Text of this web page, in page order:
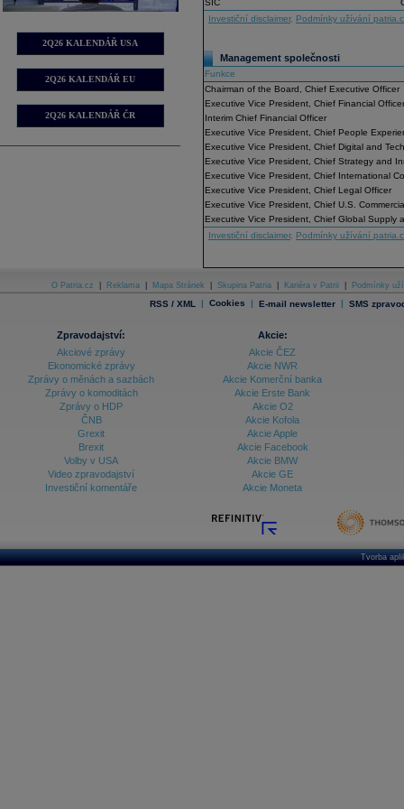
2Q26 KALENDÁŘ USA
2Q26 KALENDÁŘ EU
2Q26 KALENDÁŘ ČR
SIC
Investiční disclaimer, Podmínky užívání
Management společnosti
Funkce
Chairman of the Board, Chief Executive Officer
Executive Vice President, Chief Financial Officer
Interim Chief Financial Officer
Executive Vice President, Chief People
Executive Vice President, Chief Digital and
Executive Vice President, Chief Strategy and
Executive Vice President, Chief International
Executive Vice President, Chief Legal Officer
Executive Vice President, Chief U.S.
Executive Vice President, Chief Global Supply
Investiční disclaimer, Podmínky užívání
O Patria.cz Reklama Mapa Stránek Skupina Patria Kariéra v Patrii Podmínky
RSS / XML | Cookies | E-mail newsletter | SMS
Zpravodajství:
Akciové zprávy
Ekonomické zprávy
Zprávy o měnách a sazbách
Zprávy o komoditách
Zprávy o HDP
ČNB
Grexit
Brexit
Volby v USA
Video zpravodajství
Investiční komentáře
Akcie:
Akcie ČEZ
Akcie NWR
Akcie Komerční banka
Akcie Erste Bank
Akcie O2
Akcie Kofola
Akcie Apple
Akcie Facebook
Akcie BMW
Akcie GE
Akcie Moneta
Tvorba